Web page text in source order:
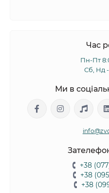
Час
Пн-Пт
Сб, Нд -
Ми в
+38
+38
+38